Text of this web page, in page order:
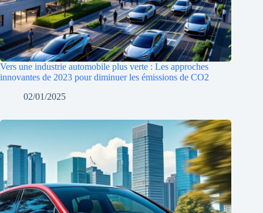
Vers une industrie automobile plus verte : Les approches
innovantes de 2023 pour diminuer les émissions de CO2
02/01/2025